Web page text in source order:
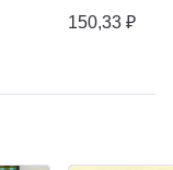
150,33 ₽